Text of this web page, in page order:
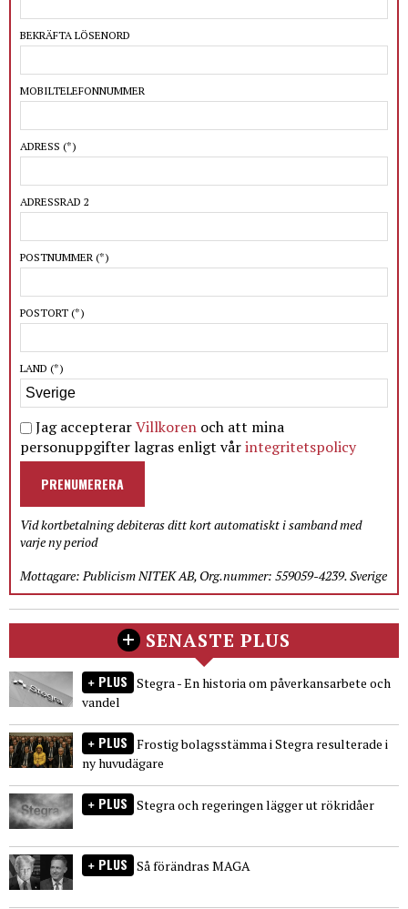
BEKRÄFTA LÖSENORD
MOBILTELEFONNUMMER
ADRESS (*)
ADRESSRAD 2
POSTNUMMER (*)
POSTORT (*)
LAND (*)
Jag accepterarVillkoren och att mina
personuppgifter lagras enligt vårintegritetspolicy
PRENUMERERA
Vid kortbetalning debiteras ditt kort automatiskt i samband med
varje ny period
Mottagare: Publicism NITEK AB, Org.nummer: 559059-4239. Sverige
SENASTE PLUS
PLUS Stegra - En historia om påverkansarbete och
vandel
PLUS Frostig bolagsstämma i Stegra resulterade i
ny huvudägare
PLUS Stegra och regeringen lägger ut rökridåer
PLUS Så förändras MAGA